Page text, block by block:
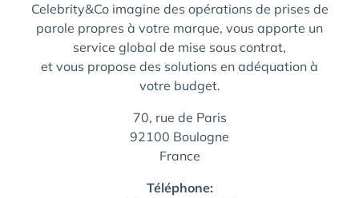
Celebrity&Co imagine des opérations de prises de
parole propres à votre marque, vous apporte un
service global de mise sous contrat,
et vous propose des solutions en adéquation à
votre budget.
70, rue de Paris
92100 Boulogne
France
Téléphone: